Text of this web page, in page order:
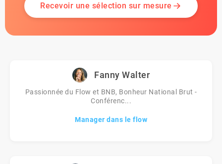
Recevoir une sélection sur mesure
Fanny Walter
Passionnée du Flow et BNB, Bonheur National Brut -
Conférenc...
Manager dans le flow